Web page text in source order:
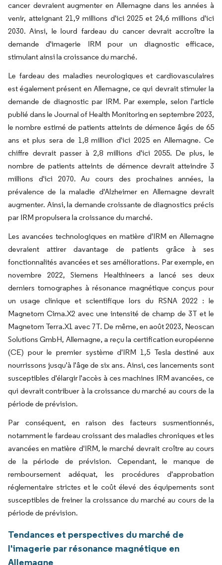
cancer devraient augmenter en Allemagne dans les années à
venir, atteignant 21,9 millions d'ici 2025 et 24,6 millions d'ici
2030. Ainsi, le lourd fardeau du cancer devrait accroître la
demande d'imagerie IRM pour un diagnostic efficace,
stimulant ainsi la croissance du marché.
Le fardeau des maladies neurologiques et cardiovasculaires
est également présent en Allemagne, ce qui devrait stimuler la
demande de diagnostic par IRM. Par exemple, selon l'article
publié dans le Journal of Health Monitoring en septembre 2023,
le nombre estimé de patients atteints de démence âgés de 65
ans et plus sera de 1,8 million d'ici 2025 en Allemagne. Ce
chiffre devrait passer à 2,8 millions d'ici 2055. De plus, le
nombre de patients atteints de démence devrait atteindre 3
millions d'ici 2070. Au cours des prochaines années, la
prévalence de la maladie d'Alzheimer en Allemagne devrait
augmenter. Ainsi, la demande croissante de diagnostics précis
par IRM propulsera la croissance du marché.
Les avancées technologiques en matière d'IRM en Allemagne
devraient attirer davantage de patients grâce à ses
fonctionnalités avancées et ses améliorations. Par exemple, en
novembre 2022, Siemens Healthineers a lancé ses deux
derniers tomographes à résonance magnétique conçus pour
un usage clinique et scientifique lors du RSNA 2022 : le
Magnetom Cima.X2 avec une intensité de champ de 3T et le
Magnetom Terra.X1 avec 7T. De même, en août 2023, Neoscan
Solutions GmbH, Allemagne, a reçu la certification européenne
(CE) pour le premier système d'IRM 1,5 Tesla destiné aux
nourrissons jusqu'à l'âge de six ans. Ainsi, ces lancements sont
susceptibles d'élargir l'accès à ces machines IRM avancées, ce
qui devrait contribuer à la croissance du marché au cours de la
période de prévision.
Par conséquent, en raison des facteurs susmentionnés,
notamment le fardeau croissant des maladies chroniques et les
avancées en matière d'IRM, le marché devrait croître au cours
de la période de prévision. Cependant, le manque de
remboursement adéquat, les procédures d'approbation
réglementaire strictes et le coût élevé des équipements sont
susceptibles de freiner la croissance du marché au cours de la
période de prévision.
Tendances et perspectives du marché de
l'imagerie par résonance magnétique en
Allemagne